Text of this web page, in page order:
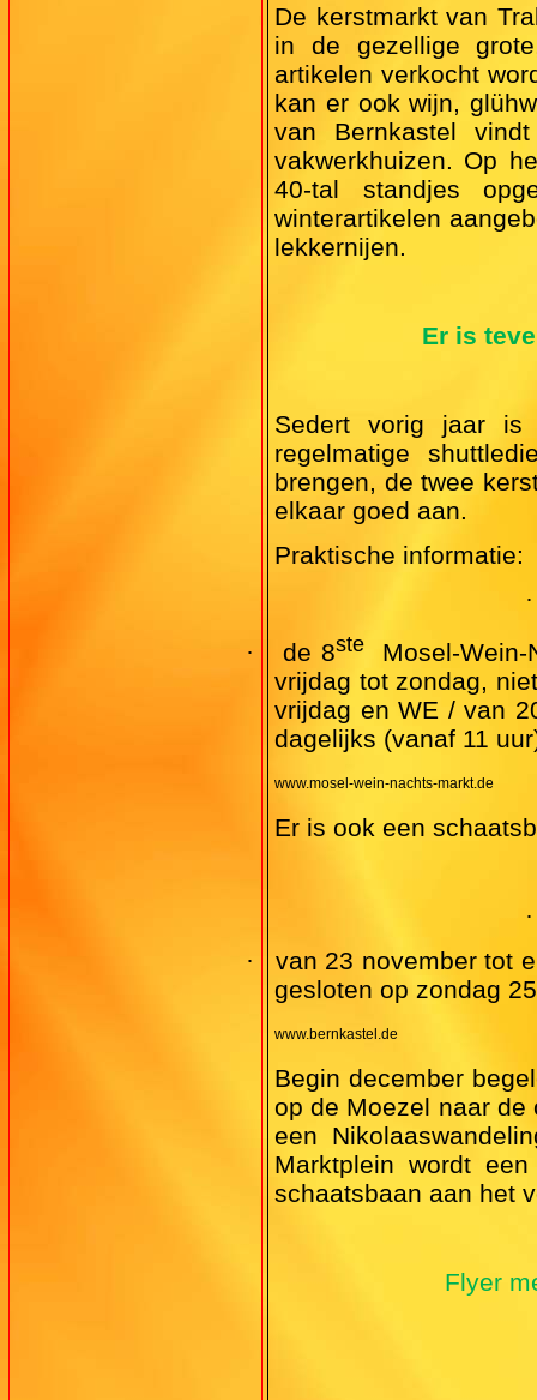
De kerstmarkt van
in de gezellige
artikelen verkocht
kan er ook wijn,
van Bernkastel
vakwerkhuizen. Op
40-tal standjes
winterartikelen
lekkernijen.
Er is
Sedert vorig jaar is
regelmatige
brengen, de twee
elkaar goed aan.
Praktische informatie:
·
·
de 8ste
Mosel-
vrijdag tot zondag,
vrijdag en WE / van
dagelijks (vanaf 11
www.mosel-wein-nachts-markt.de
Er is ook een
·
·
van 23 november tot
gesloten op zondag
www.bernkastel.de
Begin december
op de Moezel naar
een
Marktplein wordt
schaatsbaan aan het
Flyer